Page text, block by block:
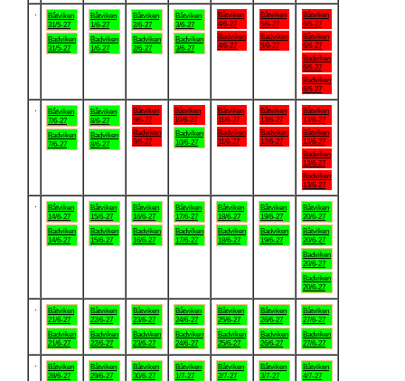
Båtviken
31/5-27
Badviken
31/5-27
Båtviken
1/6-27
Badviken
1/6-27
Båtviken
2/6-27
Badviken
2/6-27
Båtviken
3/6-27
Badviken
3/6-27
Båtviken
4/6-27
Badviken
4/6-27
Båtviken
5/6-27
Badviken
5/6-27
Båtviken
6/6-27
Båtviken
6/6-27
Badviken
6/6-27
Badviken
6/6-27
Båtviken
7/6-27
Badviken
7/6-27
Båtviken
8/6-27
Badviken
8/6-27
Båtviken
9/6-27
Badviken
9/6-27
Båtviken
10/6-27
Badviken
10/6-27
Båtviken
11/6-27
Badviken
11/6-27
Båtviken
12/6-27
Badviken
12/6-27
Båtviken
13/6-27
Båtviken
13/6-27
Badviken
13/6-27
Badviken
13/6-27
Båtviken
14/6-27
Badviken
14/6-27
Båtviken
15/6-27
Badviken
15/6-27
Båtviken
16/6-27
Badviken
16/6-27
Båtviken
17/6-27
Badviken
17/6-27
Båtviken
18/6-27
Badviken
18/6-27
Båtviken
19/6-27
Badviken
19/6-27
Båtviken
20/6-27
Båtviken
20/6-27
Badviken
20/6-27
Badviken
20/6-27
Båtviken
21/6-27
Badviken
21/6-27
Båtviken
22/6-27
Badviken
22/6-27
Båtviken
23/6-27
Badviken
23/6-27
Båtviken
24/6-27
Badviken
24/6-27
Båtviken
25/6-27
Badviken
25/6-27
Båtviken
26/6-27
Badviken
26/6-27
Båtviken
27/6-27
Badviken
27/6-27
Båtviken
28/6-27
Båtviken
29/6-27
Båtviken
30/6-27
Båtviken
1/7-27
Båtviken
2/7-27
Båtviken
3/7-27
Båtviken
4/7-27